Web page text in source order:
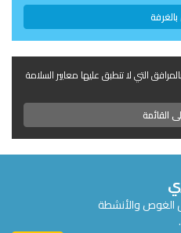
التي لا تنطبق عليها معايير السلامة
القائمة
الغوص والأنشطة